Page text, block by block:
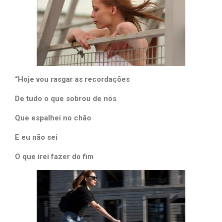
“Hoje vou rasgar as recordações
De tudo o que sobrou de nós
Que espalhei no chão
E eu não sei
O que irei fazer do fim